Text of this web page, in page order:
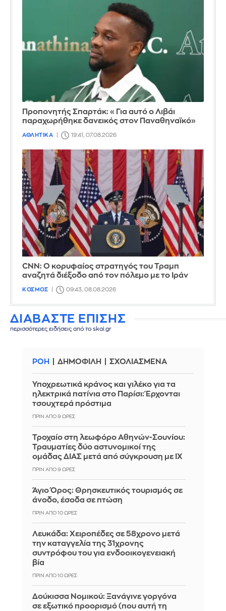
Προπονητής Σπαρτάκ: «Για αυτό ο Λιβάι
παραχωρήθηκε δανεικός στον Παναθηναϊκό»
ΑΘΛΗΤΙΚΑ 19:41, 07.08.2026
CNN: Ο κορυφαίος στρατηγός του Τραμπ
αναζητά διέξοδο από τον πόλεμο με το Ιράν
ΚΟΣΜΟΣ 09:43, 08.08.2026
ΔΙΑΒΑΣΤΕ ΕΠΙΣΗΣ
περισσότερες ειδήσεις από το skai.gr
ΡΟΗ ΔΗΜΟΦΙΛΗ ΣΧΟΛΙΑΣΜΕΝΑ
Υποχρεωτικά κράνος και γιλέκο για τα
ηλεκτρικά πατίνια στο Παρίσι: Έρχονται
τσουχτερά πρόστιμα
ΠΡΙΝ ΑΠΌ 9 ΏΡΕΣ
Τροχαίο στη λεωφόρο Αθηνών-Σουνίου:
Τραυματίες δύο αστυνομικοί της
ομάδας ΔΙΑΣ μετά από σύγκρουση με ΙΧ
ΠΡΙΝ ΑΠΌ 9 ΏΡΕΣ
Άγιο Όρος: Θρησκευτικός τουρισμός σε
άνοδο, έσοδα σε πτώση
ΠΡΙΝ ΑΠΌ 10 ΏΡΕΣ
Λευκάδα: Χειροπέδες σε 58χρονο μετά
την καταγγελία της 31χρονης
συντρόφου του για ενδοοικογενειακή
βία
ΠΡΙΝ ΑΠΌ 10 ΏΡΕΣ
Δούκισσα Νομικού: Ξανάγινε γοργόνα
σε εξωτικό προορισμό (που αυτή τη